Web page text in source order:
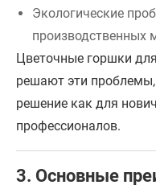
Экологические
производственных
Цветочные горшки
решают эти
решение как для
профессионалов.
3. Основные